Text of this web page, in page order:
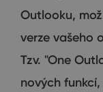
Outlooku,
verze vašeho
Tzv. "One
nových